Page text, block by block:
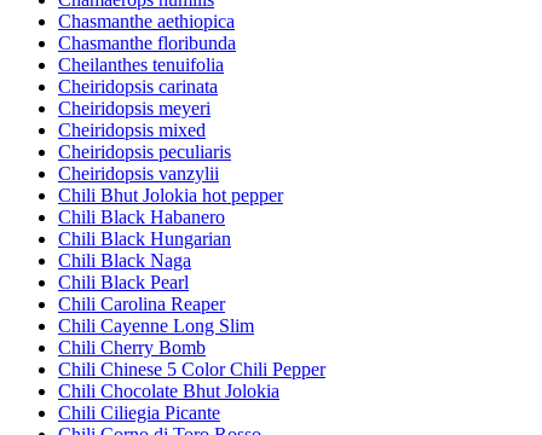
Chasmanthe aethiopica
Chasmanthe floribunda
Cheilanthes tenuifolia
Cheiridopsis carinata
Cheiridopsis meyeri
Cheiridopsis mixed
Cheiridopsis peculiaris
Cheiridopsis vanzylii
Chili Bhut Jolokia hot pepper
Chili Black Habanero
Chili Black Hungarian
Chili Black Naga
Chili Black Pearl
Chili Carolina Reaper
Chili Cayenne Long Slim
Chili Cherry Bomb
Chili Chinese 5 Color Chili Pepper
Chili Chocolate Bhut Jolokia
Chili Ciliegia Picante